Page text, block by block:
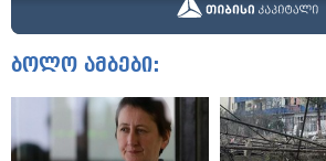
ბოლო ამბები: